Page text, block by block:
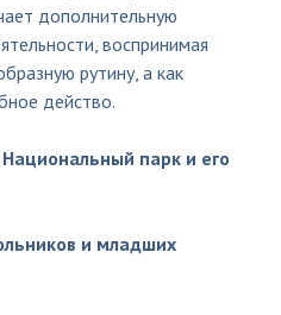
дополнительную
воспринимая
рутину, а как
действо.
парк и его
и младших